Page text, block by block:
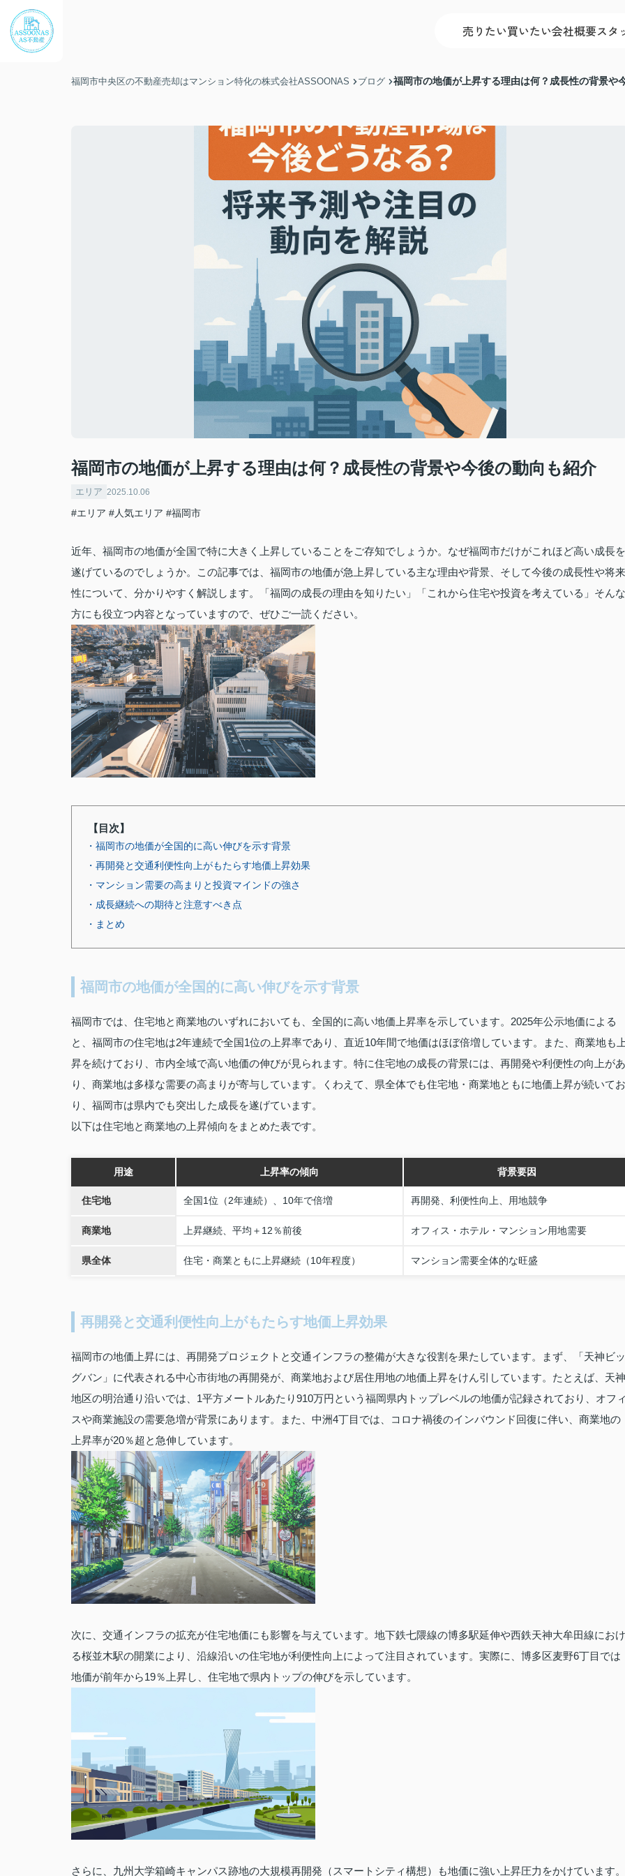
売りたい買いたい会社概要スタ
福岡市中央区の不動産売却はマンション特化の株式会社ASSOONAS ブログ 福岡市の地価が上昇する理由は何？成長性の背景や
福岡市の地価が上昇する理由は何？成長性の背景や今後の動向も紹介
エリア 2025.10.06
#エリア #人気エリア #福岡市
近年、福岡市の地価が全国で特に大きく上昇していることをご存知でしょうか。なぜ福岡市だけがこれほど高い成長を
遂げているのでしょうか。この記事では、福岡市の地価が急上昇している主な理由や背景、そして今後の成長性や将来
性について、分かりやすく解説します。「福岡の成長の理由を知りたい」「これから住宅や投資を考えている」そんな
方にも役立つ内容となっていますので、ぜひご一読ください。
【目次】
・福岡市の地価が全国的に高い伸びを示す背景
・再開発と交通利便性向上がもたらす地価上昇効果
・マンション需要の高まりと投資マインドの強さ
・成長継続への期待と注意すべき点
・まとめ
福岡市の地価が全国的に高い伸びを示す背景
福岡市では、住宅地と商業地のいずれにおいても、全国的に高い地価上昇率を示しています。2025年公示地価による
と、福岡市の住宅地は2年連続で全国1位の上昇率であり、直近10年間で地価はほぼ倍増しています。また、商業地も上
昇を続けており、市内全域で高い地価の伸びが見られます。特に住宅地の成長の背景には、再開発や利便性の向上があ
り、商業地は多様な需要の高まりが寄与しています。くわえて、県全体でも住宅地・商業地ともに地価上昇が続いてお
り、福岡市は県内でも突出した成長を遂げています。
以下は住宅地と商業地の上昇傾向をまとめた表です。
用途 上昇率の傾向 背景要因
住宅地 全国1位（2年連続）、10年で倍増 再開発、利便性向上、用地競争
商業地 上昇継続、平均＋12％前後 オフィス・ホテル・マンション用地需要
県全体 住宅・商業ともに上昇継続（10年程度） マンション需要全体的な旺盛
再開発と交通利便性向上がもたらす地価上昇効果
福岡市の地価上昇には、再開発プロジェクトと交通インフラの整備が大きな役割を果たしています。まず、「天神ビッ
グバン」に代表される中心市街地の再開発が、商業地および居住用地の地価上昇をけん引しています。たとえば、天神
地区の明治通り沿いでは、1平方メートルあたり910万円という福岡県内トップレベルの地価が記録されており、オフィ
スや商業施設の需要急増が背景にあります。また、中洲4丁目では、コロナ禍後のインバウンド回復に伴い、商業地の
上昇率が20％超と急伸しています。
次に、交通インフラの拡充が住宅地価にも影響を与えています。地下鉄七隈線の博多駅延伸や西鉄天神大牟田線におけ
る桜並木駅の開業により、沿線沿いの住宅地が利便性向上によって注目されています。実際に、博多区麦野6丁目では
地価が前年から19％上昇し、住宅地で県内トップの伸びを示しています。
さらに、九州大学箱崎キャンパス跡地の大規模再開発（スマートシティ構想）も地価に強い上昇圧力をかけています。